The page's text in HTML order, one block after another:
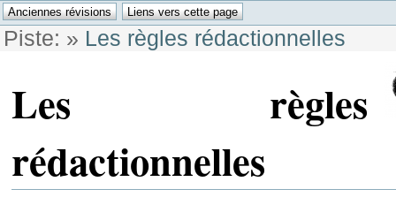
Piste: » Les règles rédactionnelles
Les règles
rédactionnelles